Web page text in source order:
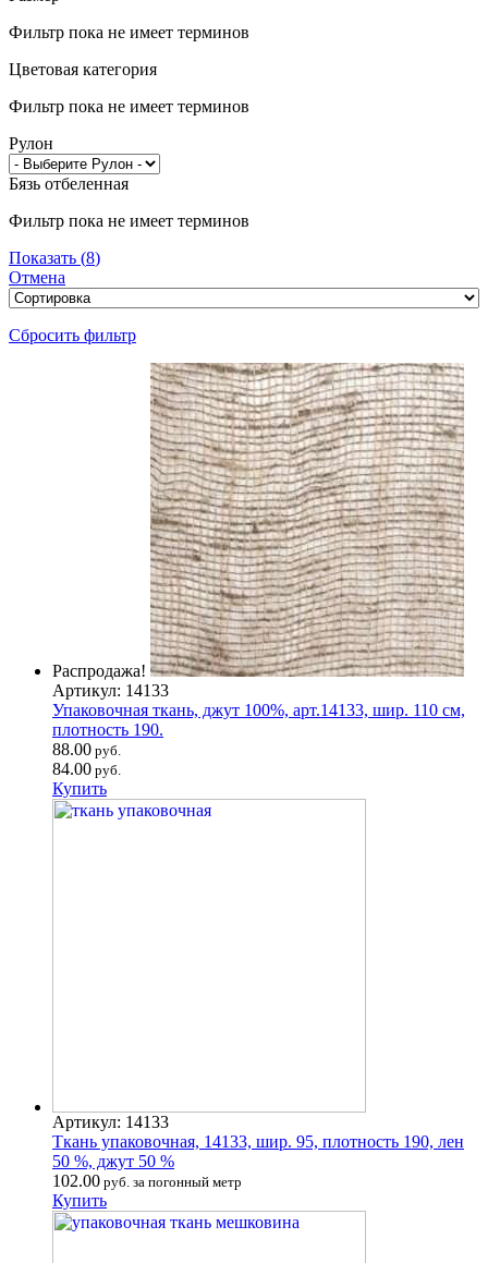
Фильтр пока не имеет терминов
Цветовая категория
Фильтр пока не имеет терминов
Рулон
Бязь отбеленная
Фильтр пока не имеет терминов
Показать (8)
Отмена
Сбросить фильтр
Распродажа!
Артикул: 14133
Упаковочная ткань, джут 100%, арт.14133, шир. 110 см,
плотность 190.
88.00 руб.
84.00 руб.
Купить
Артикул: 14133
Ткань упаковочная, 14133, шир. 95, плотность 190, лен
50 %, джут 50 %
102.00 руб. за погонный метр
Купить